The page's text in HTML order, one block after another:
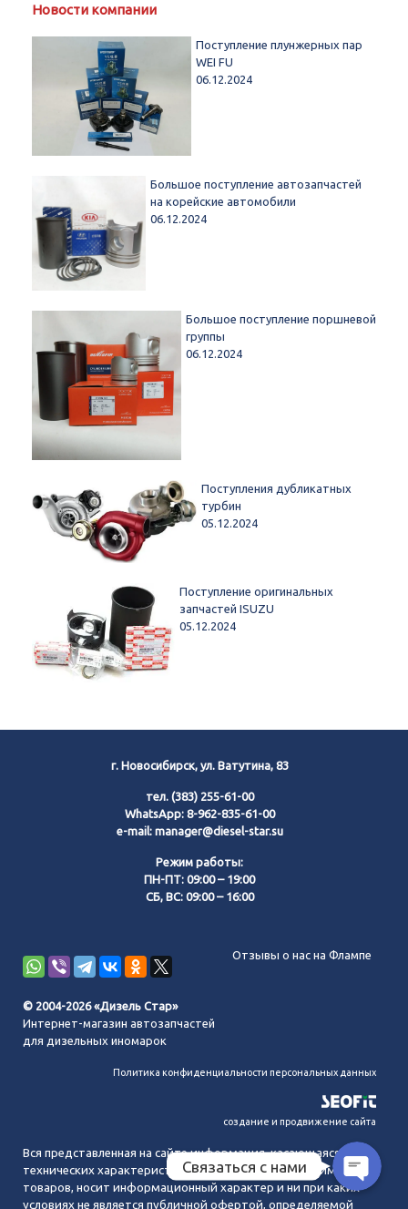
Новости компании
Поступление плунжерных пар
WEI FU
06.12.2024
Большое поступление автозапчастей
на корейские автомобили
06.12.2024
Большое поступление поршневой
группы
06.12.2024
Поступления дубликатных
турбин
05.12.2024
Поступление оригинальных
запчастей ISUZU
05.12.2024
г. Новосибирск, ул. Ватутина, 83
тел. (383) 255-61-00
WhatsApp: 8-962-835-61-00
e-mail: manager@diesel-star.su
Режим работы:
ПН-ПТ: 09:00 – 19:00
СБ, ВС: 09:00 – 16:00
Отзывы о нас на Флампе
© 2004-2026 «Дизель Стар»
Интернет-магазин автозапчастей
для дизельных иномарок
Политика конфиденциальности персональных данных
создание и продвижение сайта
Вся представленная на сайте информация, касающаяся
технических характеристик, наличия на складе, стоимости
товаров, носит информационный характер и ни при каких
условиях не является публичной офертой, определяемой
Связаться с нами